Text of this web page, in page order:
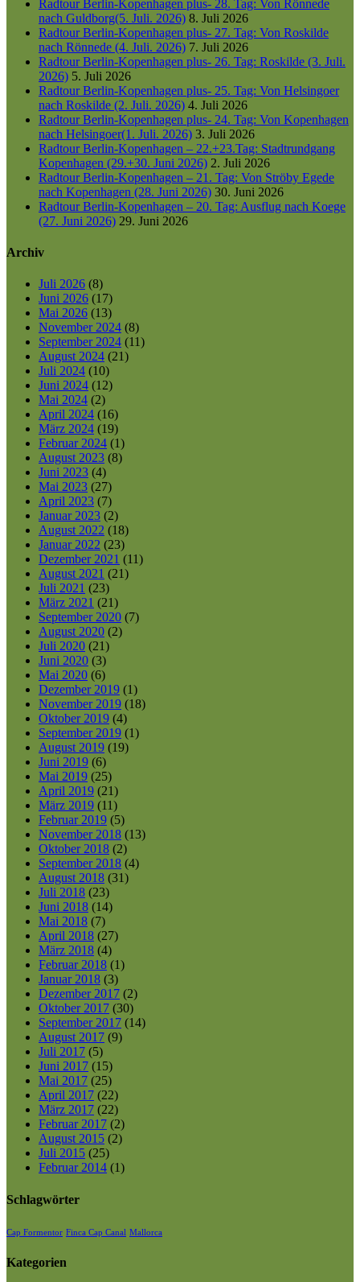
Radtour Berlin-Kopenhagen plus- 28. Tag: Von Rönnede
nach Guldborg(5. Juli. 2026) 8. Juli 2026
Radtour Berlin-Kopenhagen plus- 27. Tag: Von Roskilde
nach Rönnede (4. Juli. 2026) 7. Juli 2026
Radtour Berlin-Kopenhagen plus- 26. Tag: Roskilde (3. Juli.
2026) 5. Juli 2026
Radtour Berlin-Kopenhagen plus- 25. Tag: Von Helsingoer
nach Roskilde (2. Juli. 2026) 4. Juli 2026
Radtour Berlin-Kopenhagen plus- 24. Tag: Von Kopenhagen
nach Helsingoer(1. Juli. 2026) 3. Juli 2026
Radtour Berlin-Kopenhagen – 22.+23.Tag: Stadtrundgang
Kopenhagen (29.+30. Juni 2026) 2. Juli 2026
Radtour Berlin-Kopenhagen – 21. Tag: Von Ströby Egede
nach Kopenhagen (28. Juni 2026) 30. Juni 2026
Radtour Berlin-Kopenhagen – 20. Tag: Ausflug nach Koege
(27. Juni 2026) 29. Juni 2026
Archiv
Juli 2026 (8)
Juni 2026 (17)
Mai 2026 (13)
November 2024 (8)
September 2024 (11)
August 2024 (21)
Juli 2024 (10)
Juni 2024 (12)
Mai 2024 (2)
April 2024 (16)
März 2024 (19)
Februar 2024 (1)
August 2023 (8)
Juni 2023 (4)
Mai 2023 (27)
April 2023 (7)
Januar 2023 (2)
August 2022 (18)
Januar 2022 (23)
Dezember 2021 (11)
August 2021 (21)
Juli 2021 (23)
März 2021 (21)
September 2020 (7)
August 2020 (2)
Juli 2020 (21)
Juni 2020 (3)
Mai 2020 (6)
Dezember 2019 (1)
November 2019 (18)
Oktober 2019 (4)
September 2019 (1)
August 2019 (19)
Juni 2019 (6)
Mai 2019 (25)
April 2019 (21)
März 2019 (11)
Februar 2019 (5)
November 2018 (13)
Oktober 2018 (2)
September 2018 (4)
August 2018 (31)
Juli 2018 (23)
Juni 2018 (14)
Mai 2018 (7)
April 2018 (27)
März 2018 (4)
Februar 2018 (1)
Januar 2018 (3)
Dezember 2017 (2)
Oktober 2017 (30)
September 2017 (14)
August 2017 (9)
Juli 2017 (5)
Juni 2017 (15)
Mai 2017 (25)
April 2017 (22)
März 2017 (22)
Februar 2017 (2)
August 2015 (2)
Juli 2015 (25)
Februar 2014 (1)
Schlagwörter
Cap Formentor Finca Cap Canal Mallorca
Kategorien